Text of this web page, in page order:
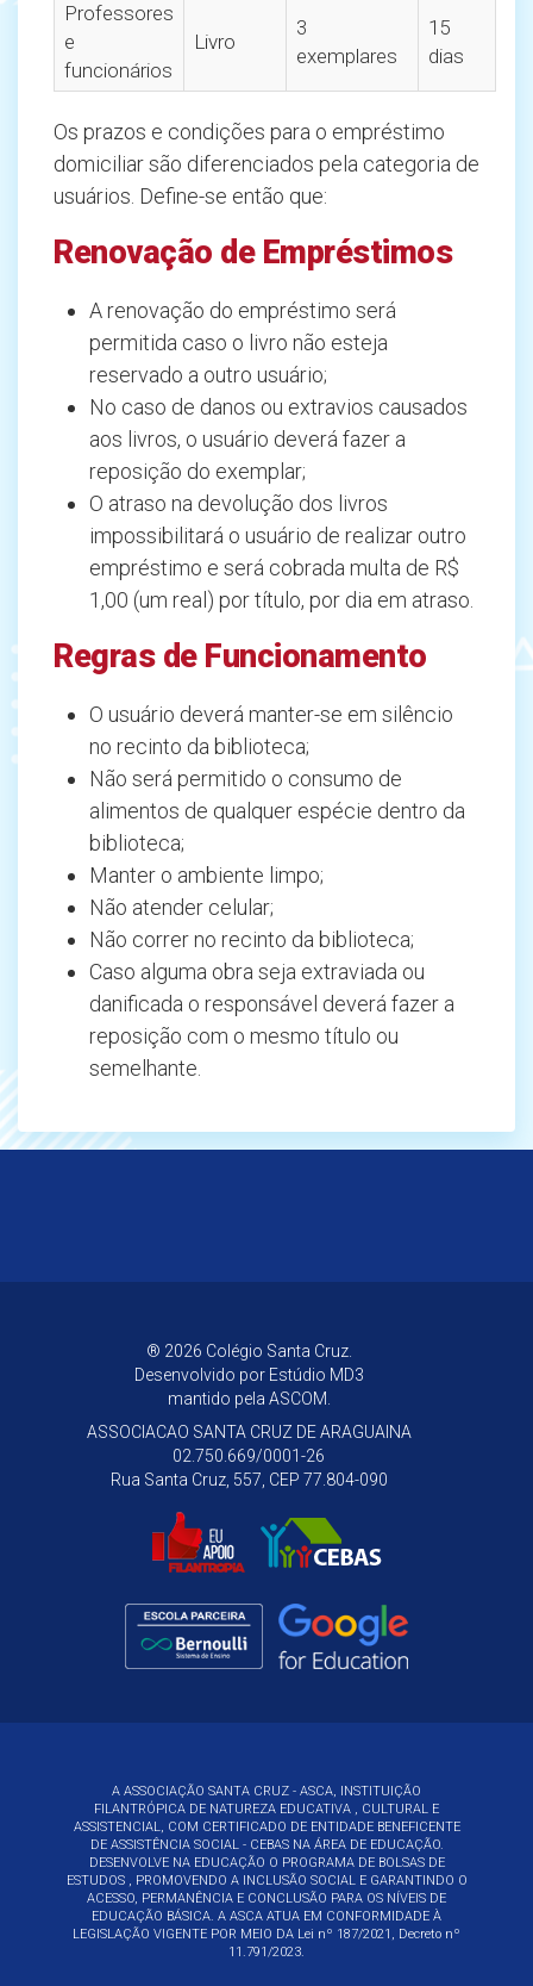
Professores
e
funcionários
Livro
3
exemplares
15
dias
Os prazos e condições para o empréstimo
domiciliar são diferenciados pela categoria de
usuários. Define-se então que:
Renovação de Empréstimos
A renovação do empréstimo será
permitida caso o livro não esteja
reservado a outro usuário;
No caso de danos ou extravios causados
aos livros, o usuário deverá fazer a
reposição do exemplar;
O atraso na devolução dos livros
impossibilitará o usuário de realizar outro
empréstimo e será cobrada multa de R$
1,00 (um real) por título, por dia em atraso.
Regras de Funcionamento
O usuário deverá manter-se em silêncio
no recinto da biblioteca;
Não será permitido o consumo de
alimentos de qualquer espécie dentro da
biblioteca;
Manter o ambiente limpo;
Não atender celular;
Não correr no recinto da biblioteca;
Caso alguma obra seja extraviada ou
danificada o responsável deverá fazer a
reposição com o mesmo título ou
semelhante.
® 2026 Colégio Santa Cruz.
Desenvolvido por Estúdio MD3
mantido pela ASCOM.
ASSOCIACAO SANTA CRUZ DE ARAGUAINA
02.750.669/0001-26
Rua Santa Cruz, 557, CEP 77.804-090
A ASSOCIAÇÃO SANTA CRUZ - ASCA, INSTITUIÇÃO
FILANTRÓPICA DE NATUREZA EDUCATIVA , CULTURAL E
ASSISTENCIAL, COM CERTIFICADO DE ENTIDADE BENEFICENTE
DE ASSISTÊNCIA SOCIAL - CEBAS NA ÁREA DE EDUCAÇÃO.
DESENVOLVE NA EDUCAÇÃO O PROGRAMA DE BOLSAS DE
ESTUDOS , PROMOVENDO A INCLUSÃO SOCIAL E GARANTINDO O
ACESSO, PERMANÊNCIA E CONCLUSÃO PARA OS NÍVEIS DE
EDUCAÇÃO BÁSICA. A ASCA ATUA EM CONFORMIDADE À
LEGISLAÇÃO VIGENTE POR MEIO DA Lei nº 187/2021, Decreto nº
11.791/2023.